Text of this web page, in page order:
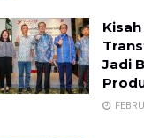
Jadi